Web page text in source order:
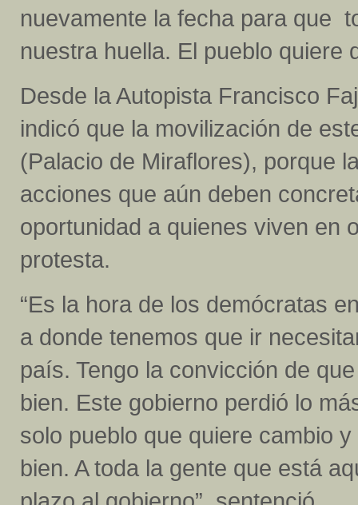
nuevamente la fecha para que
nuestra huella. El pueblo quiere
Desde la Autopista Francisco
indicó que la movilización de
(Palacio de Miraflores), porque
acciones que aún deben
oportunidad a quienes viven en
protesta.
“Es la hora de los demócratas
a donde tenemos que ir
país. Tengo la convicción de
bien. Este gobierno perdió lo
solo pueblo que quiere cambio
bien. A toda la gente que está